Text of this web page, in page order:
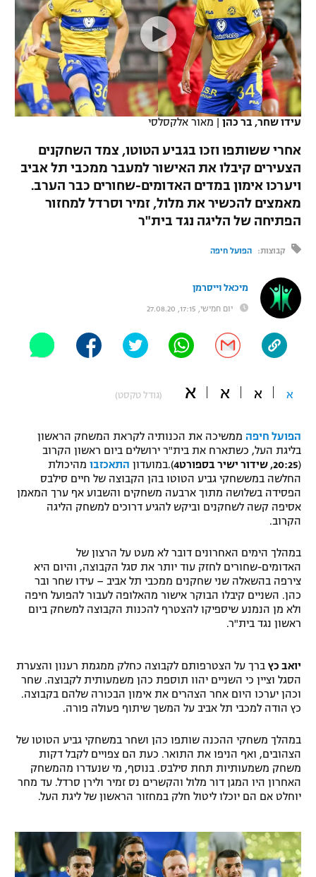
VOD
רץ ברשת
תוצאות
לוח שידורים
"מעל הליגה" – פודקאסט
"מחצית בשכונה" – פודקאסט
משתתפים וזוכים בפרסים
תקנון עבור פעילות אלקטרה
תקנון עבור פעילות ספורט 1 – "מרלן"
טניס
גיימינג E-Sports
תנאי שימוש
מדיניות פרטיות
תקנון פעילות ספורט 1
הצטרפות לחבילת הערוצים
תגיות
המגזין
נבחרת ישראל
מכבי חיפה
בית"ר ירושלים
מכבי תל אביב
הפועל תל אביב
הפועל חיפה
הפועל באר שבע
מכבי נתניה
בני יהודה
ליגה ספרדית
ליגה איטלקית
ליגה צרפתית
ליגה טורקית
ליגה סינית
כדורסל נשים
מכבי תל אביב
הפועל חולון
הפועל ירושלים
דני אבדיה
יורוליג
יורוקאפ
טניס
כדוריד
כדורעף
ג'ודו
אגרוף
ספורט אולימפי
UFC
היאבקות WWE
אופניים
פוטבול אמריקאי NFL
בייסבול MLB
ספורט אתגרי ואקסטרים
אומנויות לחימה
גיימינג E-Sports
עידו שחר, בר כהן | מאור אלקסלסי
אחרי ששותפו וזכו בגביע הטוטו, צמד השחקנים
הצעירים קיבלו את האישור למעבר ממכבי תל אביב
ויערכו אימון במדים האדומים-שחורים כבר הערב.
מאמצים להכשיר את מלול, זמיר וסרדל למחזור
הפתיחה של הליגה נגד בית"ר
קבוצות: הפועל חיפה
מיכאל וייסרמן
יום חמישי, 17:15, 27.08.20
א א א א (גודל טקסט)
הפועל חיפה ממשיכה את הכנותיה לקראת המשחק הראשון
בליגת העל, כשתארח את בית"ר ירושלים ביום ראשון הקרוב
(20:25, שידור ישיר בספורט4 ).במועדון התאכזבו מהיכולת
החלשה במששחקי גביע הטוטו בהן הקבוצה של חיים סילבס
הפסידה בשלושה מתוך ארבעה משחקים והשבוע אף ערך המאמן
אסיפה קשה לשחקנים וביקש להגיע דרוכים למשחק הליגה
הקרוב.
במהלך הימים האחרונים דובר לא מעט על הרצון של
האדומים-שחורים לחזק עוד יותר את סגל הקבוצה, והיום היא
צירפה בהשאלה שני שחקנים ממכבי תל אביב – עידו שחר ובר
כהן. השניים קיבלו הבוקר אישור מהאלופה לעבור להפועל חיפה
ולא מן הנמנע שיספיקו להצטרף להכנות הקבוצה למשחק ביום
ראשון נגד בית"ר.
יואב כץ ברך על הצטרפותם לקבוצה כחלק ממגמת רענון והצערת
הסגל וציין כי השניים יהוו תוספת כהן משמעותית לקבוצה. שחר
וכהן יערכו היום אחר הצהרים את אימון הבכורה שלהם בקבוצה.
כץ הודה למכבי תל אביב על המשך שיתוף פעולה פורה.
במהלך משחקי ההכנה שותפו כהן ושחר במשחקי גביע הטוטו של
הצהובים, ואף הניפו את התואר. כעת הם צפויים לקבל דקות
משחק משמעותיות תחת סילבס. בנוסף, מי שנעדרו מהמשחק
האחרון היו המגן דור מלול והקשרים נס זמיר ולירן סרדל. עד מחר
יוחלט אם הם יוכלו ליטול חלק במחזור הראשון של ליגת העל.